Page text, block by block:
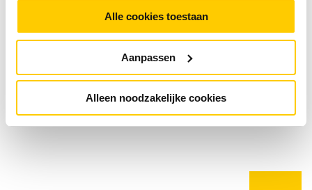
Alle cookies toestaan
Aanpassen
Alleen noodzakelijke cookies
prestatie hebben geleverd, komen in
aanmerking voor een nominatie in één
LEES MEER